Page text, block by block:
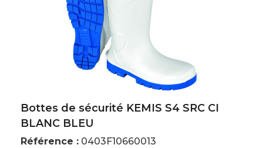
Bottes de sécurité KEMIS S4 SRC CI
BLANC BLEU
Référence : 0403F10660013